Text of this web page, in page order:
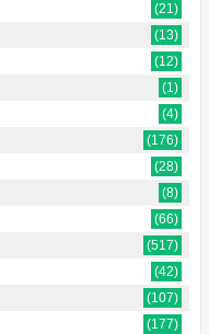
(21)
(13)
(12)
(1)
(4)
(176)
(28)
(8)
(66)
(517)
(42)
(107)
(177)